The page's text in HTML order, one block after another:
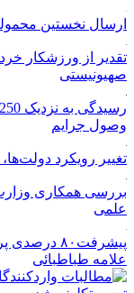
ارسال نخستین محموله ۵۳۵ تنی قیر از قم به مقاصد
تقدیر از ورزشکار
صهیونیستی
وصول جرایم
تغییر رویکرد
بررسی همکاری
علمی
پیشرفت۸۰
علامه طباطبائی